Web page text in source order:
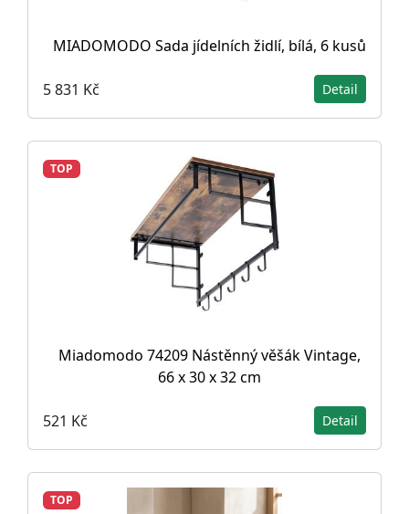
MIADOMODO Sada jídelních židlí, bílá, 6 kusů
5 831 Kč Detail
TOP
Miadomodo 74209 Nástěnný věšák Vintage,
66 x 30 x 32 cm
521 Kč Detail
TOP